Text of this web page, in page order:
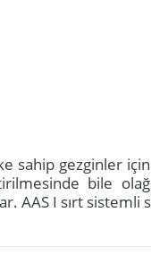
sahip gezginler
bile
AAS I sırt